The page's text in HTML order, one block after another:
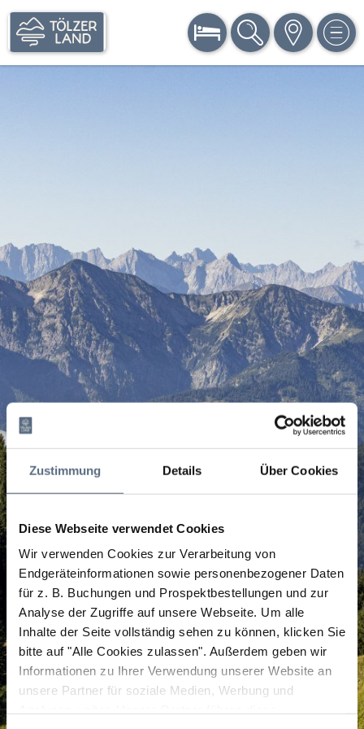
Zustimmung Details Über Cookies
Diese Webseite verwendet Cookies
Wir verwenden Cookies zur Verarbeitung von
Endgeräteinformationen sowie personenbezogener Daten
für z. B. Buchungen und Prospektbestellungen und zur
Analyse der Zugriffe auf unsere Webseite. Um alle
Inhalte der Seite vollständig sehen zu können, klicken Sie
bitte auf "Alle Cookies zulassen". Außerdem geben wir
Informationen zu Ihrer Verwendung unserer Website an
unsere Partner für soziale Medien, Werbung und
BUCHEN SUCHE KARTE MENÜ